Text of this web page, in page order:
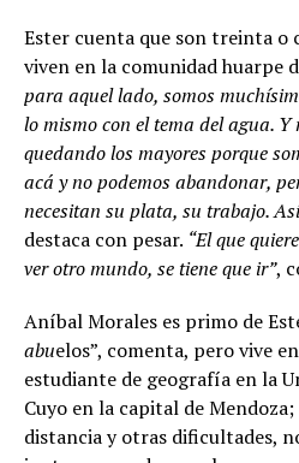
Ester cuenta que son treinta o
viven en la comunidad huarpe
para aquel lado, somos
lo mismo con el tema del agua. Y
quedando los mayores porque
acá y no podemos abandonar,
necesitan su plata, su trabajo.
destaca con pesar. “El que
ver otro mundo, se tiene que ir”,
Aníbal Morales es primo de
abuelos”, comenta, pero vive
estudiante de geografía en la
Cuyo en la capital de
distancia y otras dificultades,